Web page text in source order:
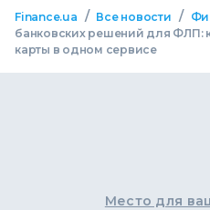
Finance.ua / Все новости /
банковских решений для ФЛП:
карты в одном сервисе
Место для